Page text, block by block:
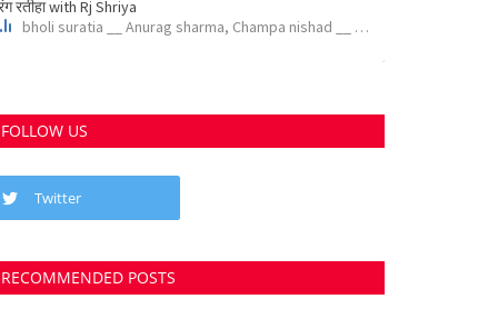
FOLLOW US
Twitter
RECOMMENDED POSTS